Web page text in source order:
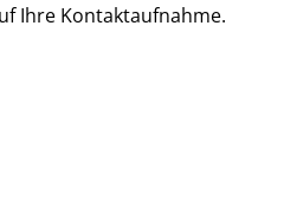
Ihre Kontaktaufnahme.